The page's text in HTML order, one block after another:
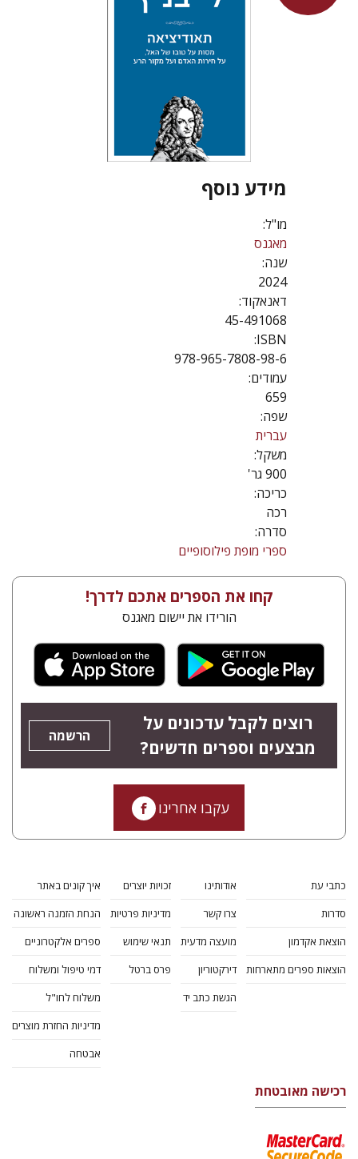
מידע נוסף
מו"ל:
מאגנס
שנה:
2024
דאנאקוד:
45-491068
ISBN:
978-965-7808-98-6
עמודים:
659
שפה:
עברית
משקל:
900 גר'
כריכה:
רכה
סדרה:
ספרי מופת פילוסופיים
קחו את הספרים אתכם לדרך!
הורידו את יישום מאגנס
רוצים לקבל עדכונים על
מבצעים וספרים חדשים?
הרשמה
עקבו אחרינו
כתבי עת
סדרות
הוצאת אקדמון
הוצאות ספרים מתארחות
אודותינו
צרו קשר
מועצה מדעית
דירקטוריון
הגשת כתב יד
זכויות יוצרים
מדיניות פרטיות
תנאי שימוש
פרס ברטל
איך קונים באתר
הנחת הזמנה ראשונה
ספרים אלקטרוניים
דמי טיפול ומשלוח
משלוח לחו"ל
מדיניות החזרת מוצרים
אבטחה
רכישה מאובטחת